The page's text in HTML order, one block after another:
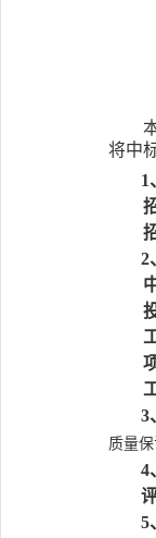
将中
1
2
3
质量
4
5